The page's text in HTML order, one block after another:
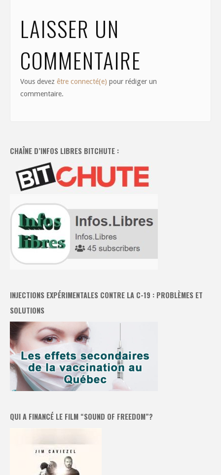
LAISSER UN
COMMENTAIRE
Vous devezêtre connecté(e) pour rédiger un
commentaire.
CHAÎNE D’INFOS LIBRES BITCHUTE :
INJECTIONS EXPÉRIMENTALES CONTRE LA C-19 : PROBLÈMES ET
SOLUTIONS
QUI A FINANCÉ LE FILM “SOUND OF FREEDOM”?